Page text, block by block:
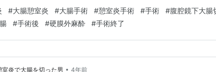
ても理解できないチンプンカンプンな返答をしてしまいましたｗ
て、気管にぶっ差した挿管チューブは…
#大腸憩室炎 #大腸手術 #憩室炎手術 #手術 #腹腔鏡下大腸
#手術後 #硬膜外麻酔 #手術終了
炎で大腸を切った男 • 4年前